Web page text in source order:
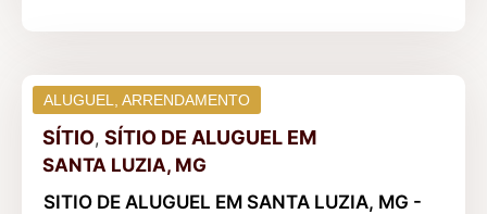
SÍTIO, SÍTIO DE ALUGUEL EM
SANTA LUZIA, MG
SITIO DE ALUGUEL EM SANTA LUZIA, MG -
ALUGUEL ARRENDAMENTO